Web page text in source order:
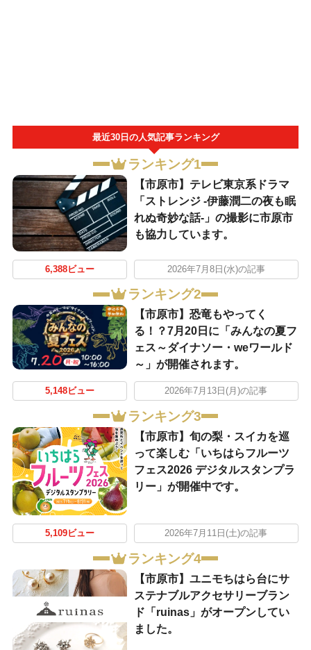
最近30日の人気記事ランキング
ランキング1
【市原市】テレビ東京系ドラマ
「ストレンジ -伊藤潤二の夜も眠
れぬ奇妙な話-」の撮影に市原市
も協力しています。
6,388ビュー 2026年7月8日(水)の記事
ランキング2
【市原市】恐竜もやってく
る！？7月20日に「みんなの夏フ
ェス～ダイナソー・weワールド
～」が開催されます。
5,148ビュー 2026年7月13日(月)の記事
ランキング3
【市原市】旬の梨・スイカを巡
って楽しむ「いちはらフルーツ
フェス2026 デジタルスタンプラ
リー」が開催中です。
5,109ビュー 2026年7月11日(土)の記事
ランキング4
【市原市】ユニモちはら台にサ
ステナブルアクセサリーブラン
ド「ruinas」がオープンしてい
ました。